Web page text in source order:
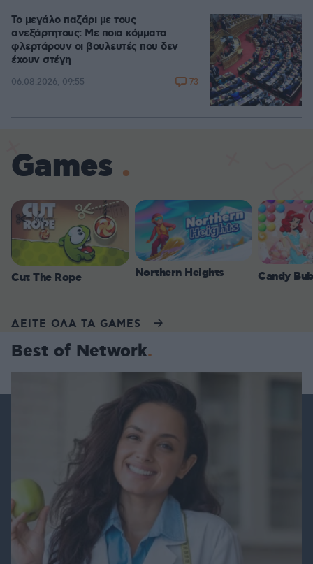
Το μεγάλο παζάρι με τους
ανεξάρτητους: Με ποια κόμματα
φλερτάρουν οι βουλευτές που δεν
έχουν στέγη
06.08.2026, 09:55 73
Games
Cut The Rope Northern Heights Candy
ΔΕΙΤΕ ΟΛΑ ΤΑ GAMES
Best of Network